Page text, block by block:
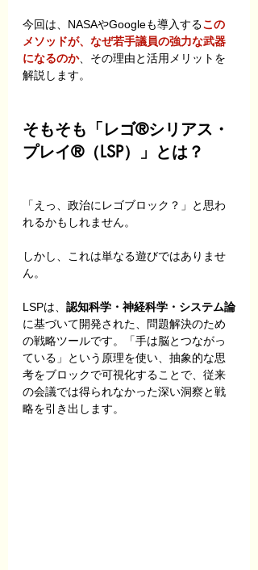
今回は、NASAやGoogleも導入するこの
メソッドが、なぜ若手議員の強力な武器
になるのか、その理由と活用メリットを
解説します。
そもそも「レゴ®シリアス・
プレイ®（LSP）」とは？
「えっ、政治にレゴブロック？」と思わ
れるかもしれません。
しかし、これは単なる遊びではありませ
ん。
LSPは、 認知科学・神経科学・システム論
に基づいて開発された、問題解決のため
の戦略ツールです。「手は脳とつながっ
ている」という原理を使い、抽象的な思
考をブロックで可視化することで、従来
の会議では得られなかった深い洞察と戦
略を引き出します。